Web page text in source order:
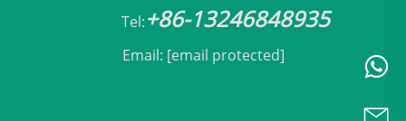
Tel:+86-13246848935
Email: [email protected]